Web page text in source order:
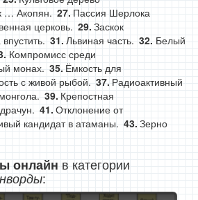
… Акопян.
Пассия Шерлока
церковь.
Заскок
Львиная часть.
Белый
Компромисс среди
монах.
Ёмкость для
с живой рыбой.
Радиоактивный
Крепостная
Отклонение от
кандидат в атаманы.
Зерно
онлайн в категории
: